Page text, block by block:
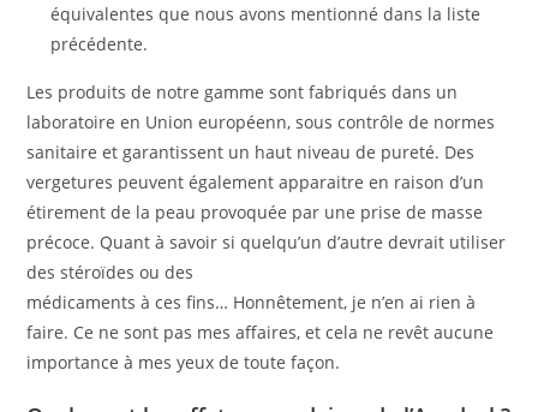
équivalentes que nous avons mentionné dans la liste
précédente.
Les produits de notre gamme sont fabriqués dans un
laboratoire en Union européenn, sous contrôle de normes
sanitaire et garantissent un haut niveau de pureté. Des
vergetures peuvent également apparaitre en raison d’un
étirement de la peau provoquée par une prise de masse
précoce. Quant à savoir si quelqu’un d’autre devrait utiliser
des stéroïdes ou des
médicaments à ces fins… Honnêtement, je n’en ai rien à
faire. Ce ne sont pas mes affaires, et cela ne revêt aucune
importance à mes yeux de toute façon.